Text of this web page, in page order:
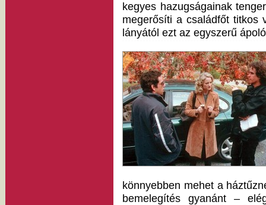
kegyes hazugságainak
megerősíti a családfőt titkos
lányától ezt az egyszerű
könnyebben mehet a
bemelegítés gyanánt –